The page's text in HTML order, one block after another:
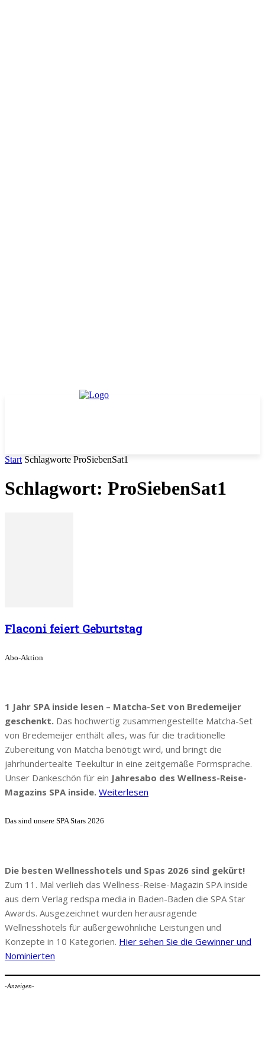
Start Schlagworte ProSiebenSat1
Schlagwort: ProSiebenSat1
Flaconi feiert Geburtstag
Abo-Aktion
1 Jahr SPA inside lesen – Matcha-Set von Bredemeijer
geschenkt. Das hochwertig zusammengestellte Matcha-Set
von Bredemeijer enthält alles, was für die traditionelle
Zubereitung von Matcha benötigt wird, und bringt die
jahrhundertealte Teekultur in eine zeitgemäße Formsprache.
Unser Dankeschön für ein Jahresabo des Wellness-Reise-
Magazins SPA inside. Weiterlesen
Das sind unsere SPA Stars 2026
Die besten Wellnesshotels und Spas 2026 sind gekürt!
Zum 11. Mal verlieh das Wellness-Reise-Magazin SPA inside
aus dem Verlag redspa media in Baden-Baden die SPA Star
Awards. Ausgezeichnet wurden herausragende
Wellnesshotels für außergewöhnliche Leistungen und
Konzepte in 10 Kategorien. Hier sehen Sie die Gewinner und
Nominierten
-Anzeigen-